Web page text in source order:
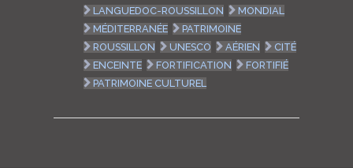
LANGUEDOC-ROUSSILLON
MONDIAL
MÉDITERRANÉE
PATRIMOINE
ROUSSILLON
UNESCO AÉRIEN
CITÉ
ENCEINTE
FORTIFICATION
FORTIFIÉ
PATRIMOINE CULTUREL